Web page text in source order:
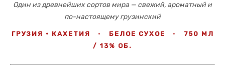
Один из древнейших сортов мира — свежий, ароматный и
по-настоящему грузинский
ГРУЗИЯ · КАХЕТИЯ · БЕЛОЕ СУХОЕ · 750 МЛ
/ 13% ОБ.